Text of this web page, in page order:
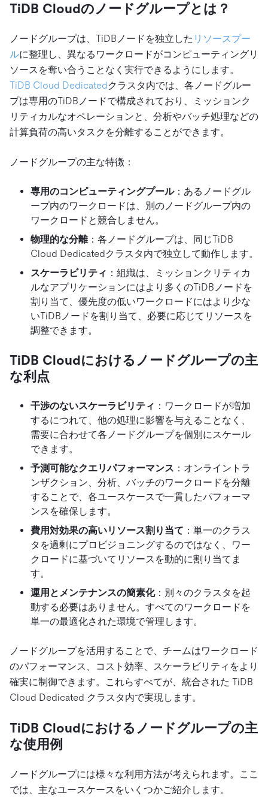
TiDB Cloudのノードグループとは？
ノードグループは、TiDBノードを独立した リソースプー
ルに整理し、異なるワークロードがコンピューティングリ
ソースを奪い合うことなく実行できるようにします。
TiDB Cloud Dedicatedクラスタ内では、各ノードグルー
プは専用のTiDBノードで構成されており、ミッションク
リティカルなオペレーションと、分析やバッチ処理などの
計算負荷の高いタスクを分離することができます。
ノードグループの主な特徴：
専用のコンピューティングプール：あるノードグル
ープ内のワークロードは、別のノードグループ内の
ワークロードと競合しません。
物理的な分離：各ノードグループは、同じTiDB
Cloud Dedicatedクラスタ内で独立して動作します。
スケーラビリティ ：組織は、ミッションクリティカ
ルなアプリケーションにはより多くのTiDBノードを
割り当て、優先度の低いワークロードにはより少な
いTiDBノードを割り当て、必要に応じてリソースを
調整できます。
TiDB Cloudにおけるノードグループの主
な利点
干渉のないスケーラビリティ ：ワークロードが増加
するにつれて、他の処理に影響を与えることなく、
需要に合わせて各ノードグループを個別にスケール
できます。
予測可能なクエリパフォーマンス ：オンライントラ
ンザクション、分析、バッチのワークロードを分離
することで、各ユースケースで一貫したパフォーマ
ンスを確保します。
費用対効果の高いリソース割り当て ：単一のクラス
タを過剰にプロビジョニングするのではなく、ワー
クロードに基づいてリソースを動的に割り当てま
す。
運用とメンテナンスの簡素化：別々のクラスタを起
動する必要はありません。すべてのワークロードを
単一の最適化された環境で管理します。
ノードグループを活用することで、チームはワークロード
のパフォーマンス、コスト効率、スケーラビリティをより
確実に制御できます。これらすべてが、統合された TiDB
Cloud Dedicated クラスタ内で実現します。
TiDB Cloudにおけるノードグループの主
な使用例
ノードグループには様々な利用方法が考えられます。ここ
では、主なユースケースをいくつかご紹介します。